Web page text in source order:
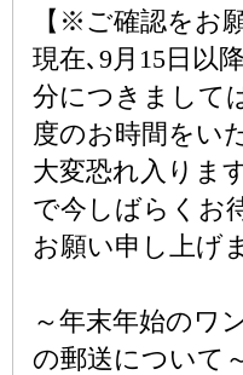
【※ご確認をお
現在､9月15日以
分につきまして
度のお時間をい
大変恐れ入りま
で今しばらくお
お願い申し上げ
～年末年始のワ
の郵送について